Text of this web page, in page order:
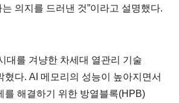
의지를 드러낸 것”이라고 설명했다.
대를 겨냥한 차세대 열관리 기술
혔다. AI 메모리의 성능이 높아지면서
를 해결하기 위한 방열블록(HPB)